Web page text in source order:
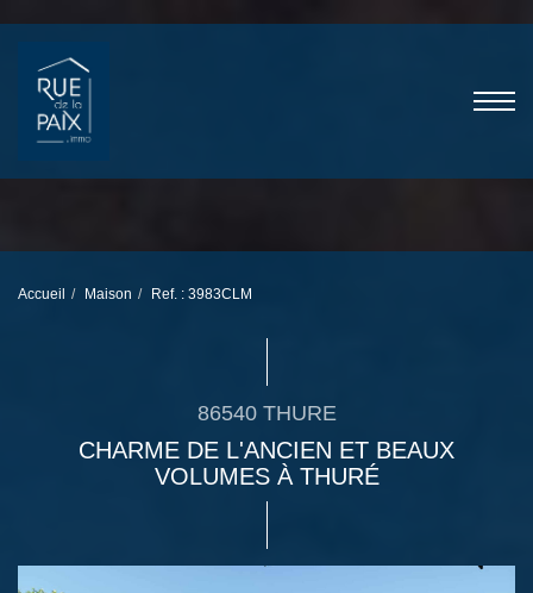
Accueil Maison Ref. : 3983CLM
86540 THURE
CHARME DE L'ANCIEN ET BEAUX
VOLUMES À THURÉ